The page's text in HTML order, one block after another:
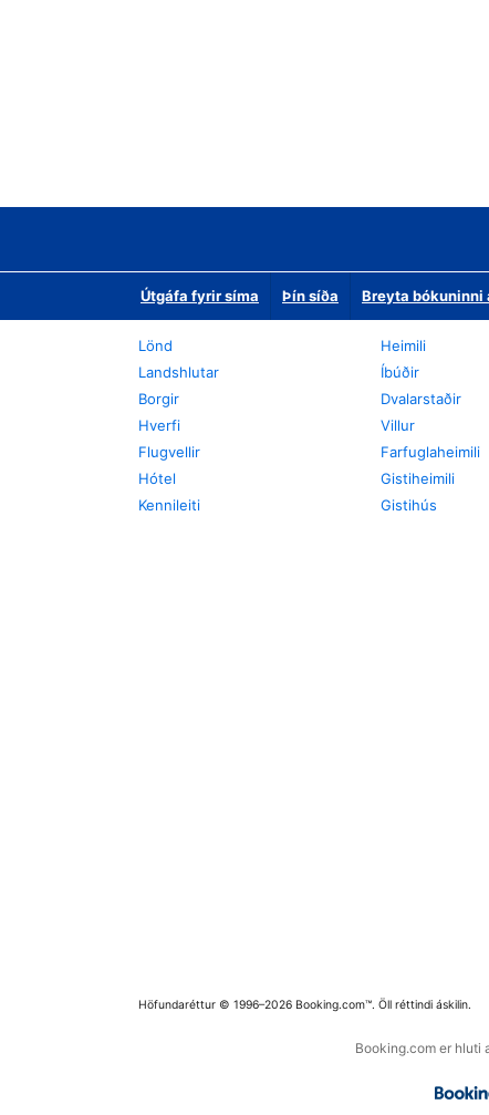
Útgáfa fyrir síma Þín síða Breyta bókuninni
Lönd
Landshlutar
Borgir
Hverfi
Flugvellir
Hótel
Kennileiti
Heimili
Íbúðir
Dvalarstaðir
Villur
Farfuglaheimili
Gistiheimili
Gistihús
Höfundaréttur © 1996–2026 Booking.com™. Öll réttindi áskilin.
Booking.com er hluti